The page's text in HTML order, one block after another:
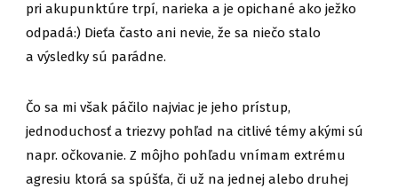
pri akupunktúre trpí, narieka a je opichané ako ježko
odpadá:) Dieťa často ani nevie, že sa niečo stalo
a výsledky sú parádne.
Čo sa mi však páčilo najviac je jeho prístup,
jednoduchosť a triezvy pohľad na citlivé témy akými sú
napr. očkovanie. Z môjho pohľadu vnímam extrému
agresiu ktorá sa spúšťa, či už na jednej alebo druhej